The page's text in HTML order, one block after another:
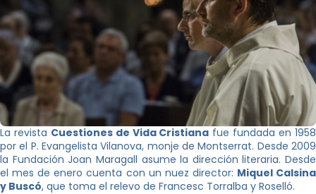
La revista Cuestiones de Vida Cristiana fue fundada en 1958
por el P. Evangelista Vilanova, monje de Montserrat. Desde 2009
la Fundación Joan Maragall asume la dirección literaria. Desde
el mes de enero cuenta con un nuez director: Miquel Calsina
y Buscó, que toma el relevo de Francesc Torralba y Roselló.